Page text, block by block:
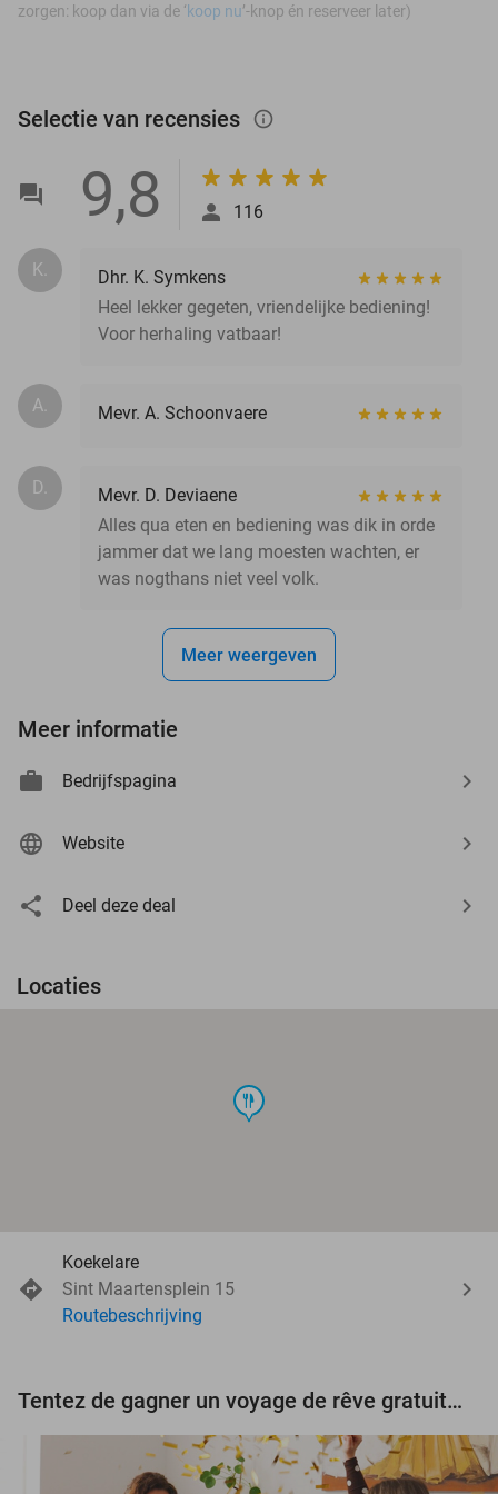
zorgen: koop dan via de ‘koop nu’-knop én reserveer later)
Selectie van recensies info_outlined
9,8 116
K.
Dhr. K. Symkens
Heel lekker gegeten, vriendelijke bediening!
Voor herhaling vatbaar!
A. Mevr. A. Schoonvaere
D.
Mevr. D. Deviaene
Alles qua eten en bediening was dik in orde
jammer dat we lang moesten wachten, er
was nogthans niet veel volk.
Meer weergeven
Meer informatie
Bedrijfspagina
Website
Deel deze deal
Locaties
food
Koekelare
Sint Maartensplein 15
Routebeschrijving
Tentez de gagner un voyage de rêve gratuit d'une valeur de 3.000 € !